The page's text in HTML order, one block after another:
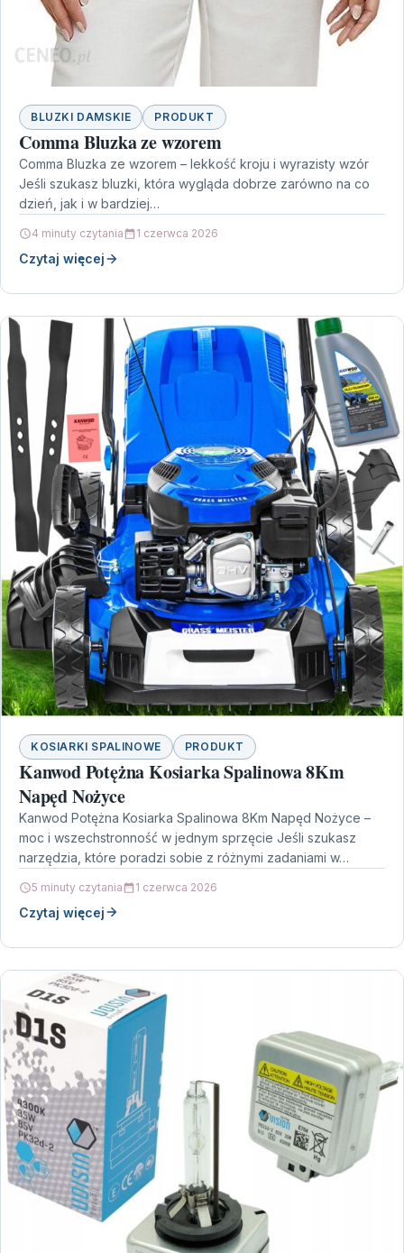
BLUZKI DAMSKIE PRODUKT
Comma Bluzka ze wzorem
Comma Bluzka ze wzorem – lekkość kroju i wyrazisty wzór
Jeśli szukasz bluzki, która wygląda dobrze zarówno na co
dzień, jak i w bardziej…
4 minuty czytania 1 czerwca 2026
Czytaj więcej
KOSIARKI SPALINOWE PRODUKT
Kanwod Potężna Kosiarka Spalinowa 8Km
Napęd Nożyce
Kanwod Potężna Kosiarka Spalinowa 8Km Napęd Nożyce –
moc i wszechstronność w jednym sprzęcie Jeśli szukasz
narzędzia, które poradzi sobie z różnymi zadaniami w…
5 minuty czytania 1 czerwca 2026
Czytaj więcej